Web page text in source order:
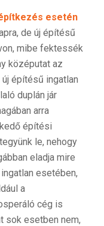
esetén
de új építésű
mibe fektessék
középutat az
építésű ingatlan
duplán jár
arra
építési
le, nehogy
eladja mire
esetében,
a
cég is
sok esetben nem,